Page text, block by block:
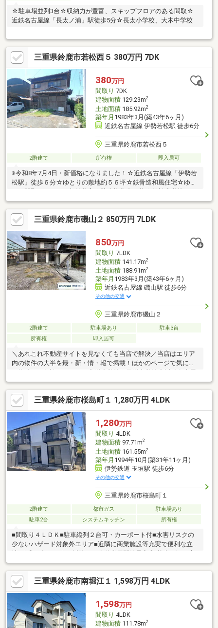
☆駐車場並列3台☆収納力が豊富、スキップフロアのある間取☆
近鉄名古屋線「長太ノ浦」駅徒歩5分☆長太小学校、大木中学校
三重県鈴鹿市若松西５ 380万円 7DK
380万円
間取り 7DK
建物面積129.23m2
土地面積185.92m2
築年月 1983年3月(築43年6ヶ月)
近鉄名古屋線 伊勢若松駅 徒歩6分
三重県鈴鹿市若松西５
2階建て 所有権 即入居可
※令和8年7月4日・新価格になりました！☆近鉄名古屋線「伊勢若
松駅」徒歩６分☆ゆとりの敷地約５６坪☆鉄骨造和風住宅☆ゆと
三重県鈴鹿市磯山２ 850万円 7LDK
850万円
間取り 7LDK
建物面積141.17m2
土地面積188.91m2
築年月 1983年3月(築43年6ヶ月)
近鉄名古屋線 磯山駅 徒歩6分
その他の交通
三重県鈴鹿市磯山２
2階建て 駐車場あり
駐車3台
所有権
即入居可
＼あれこれ不動産サイトを見なくても当店で解決／当店はエリア
内の物件の大半を最・新・情・報で掲載！ほかのページで気にな
線「磯山」駅 徒歩約6分◆即お引渡し可能◆リフォーム相談
OK◆駐車場4台分（車種による）※写真をクリックすると、詳細を
ご覧いただけます。＝＝＝＝＝＝＝＝＝＝＝＝＝＝＝＝＝＝＝＝
＝＝《平日もご案内可能です♪》地域密着店の私達は、周辺環境、
相場、お得な住宅ローンプランなど丁寧にご案内できます。＝＝
＝＝＝＝＝＝＝＝＝＝＝＝＝＝＝＝＝＝＝＝
三重県鈴鹿市桜島町１ 1,280万円 4LDK
1,280万円
間取り 4LDK
建物面積97.71m2
土地面積161.55m2
築年月 1994年10月(築31年11ヶ月)
伊勢鉄道 玉垣駅 徒歩6分
その他の交通
三重県鈴鹿市桜島町１
2階建て 都市ガス
駐車場あり
駐車2台
システムキッチン 所有権
■間取り４ＬＤＫ■駐車縦列２台可・カーポート付■水害リスクの
少ないハザード対象外エリア■近隣に商業施設等充実で便利な立
道受益者負担金は買主の負担となります
三重県鈴鹿市南堀江１ 1,598万円 4LDK
1,598万円
間取り 4LDK
建物面積111.78m2